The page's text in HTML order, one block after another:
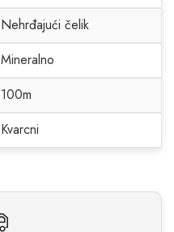
Nehrđajući čelik
Mineralno
100m
Kvarcni